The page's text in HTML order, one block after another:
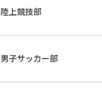
陸上競技部
男子サッカー部